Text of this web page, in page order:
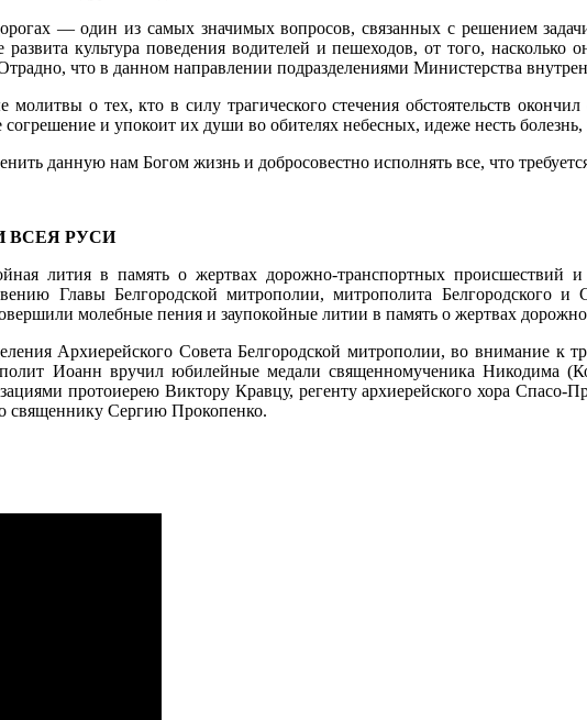
— один из самых значимых вопросов, связанных с решением
культура поведения водителей и пешеходов, от того,
что в данном направлении подразделениями Министерства
о тех, кто в силу трагического стечения обстоятельств
и упокоит их души во обителях небесных, идеже несть
данную нам Богом жизнь и добросовестно исполнять все, что
ВСЕЯ РУСИ
лития в память о жертвах дорожно-транспортных
Главы Белгородской митрополии, митрополита Белгородского и
молебные пения и заупокойные литии в память о жертвах
Архиерейского Совета Белгородской митрополии, во внимание к
Иоанн вручил юбилейные медали священномученика Никодима
протоиерею Виктору Кравцу, регенту архиерейского хора Спасо-
священнику Сергию Прокопенко.